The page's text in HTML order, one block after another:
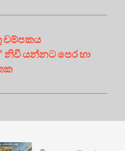
චම්පකය
නිවී යන්නට පෙර හා